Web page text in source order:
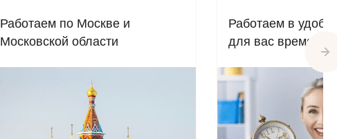
Работаем по Москве и
Московской области
Работаем в
для вас время